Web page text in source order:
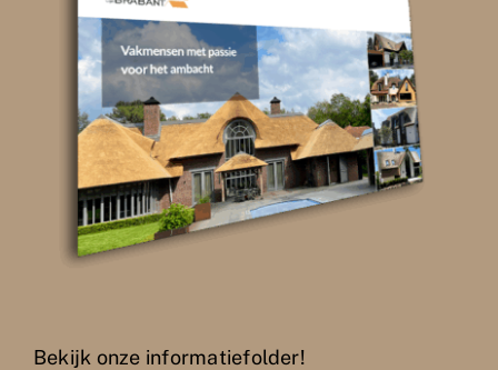
Bekijk onze informatiefolder!